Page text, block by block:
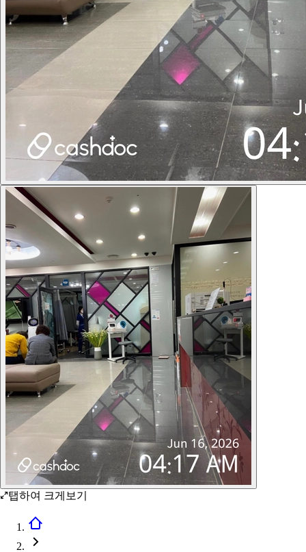
탭하여 크게보기